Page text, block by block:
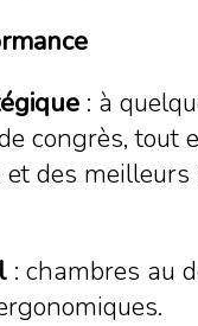
: à
congrès,
des
: chambres au